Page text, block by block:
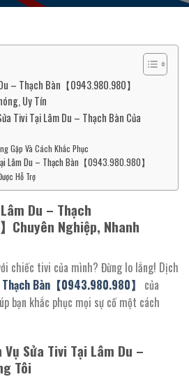
– Thạch Bàn【0943.980.980】
Uy Tín
Tivi Tại Lâm Du – Thạch Bàn Của
Gặp Và Cách Khắc Phục
Lâm Du – Thạch Bàn【0943.980.980】
Hỗ Trợ
Du – Thạch
Chuyên Nghiệp, Nhanh
chiếc tivi của mình? Đừng lo lắng! Dịch
Bàn【0943.980.980】 của
bạn khắc phục mọi sự cố một cách
Vụ Sửa Tivi Tại Lâm Du –
Tôi